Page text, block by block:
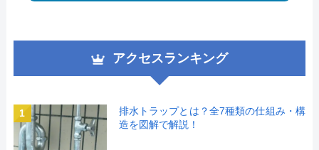
アクセスランキング
1
排水トラップとは？全7種類の仕組み・構
造を図解で解説！